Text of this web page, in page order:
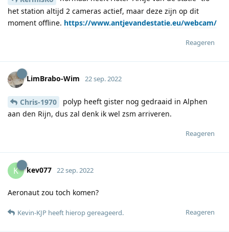
het station altijd 2 cameras actief, maar deze zijn op dit
moment offline. https://www.antjevandestatie.eu/webcam/
Reageren
LimBrabo-Wim 22 sep. 2022
Chris-1970
polyp heeft gister nog gedraaid in Alphen
aan den Rijn, dus zal denk ik wel zsm arriveren.
Reageren
K kev077 22 sep. 2022
Aeronaut zou toch komen?
Reageren
Kevin-KJP heeft hierop gereageerd.